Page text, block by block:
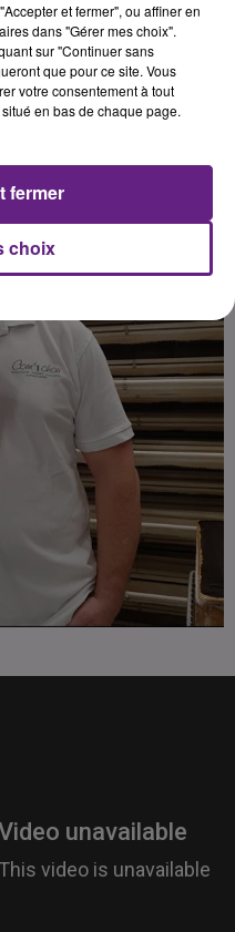
Dimitri Coutand
et fermer", ou affiner en
dans "Gérer mes choix".
sur "Continuer sans
que pour ce site. Vous
votre consentement à tout
en bas de chaque page.
choix
fermer